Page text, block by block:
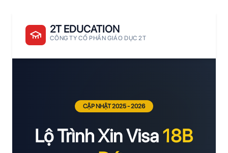
2T EDUCATION
CÔNG TY CỔ PHẦN GIÁO DỤC 2T
CẬP NHẬT 2025 - 2026
Lộ Trình Xin Visa18B